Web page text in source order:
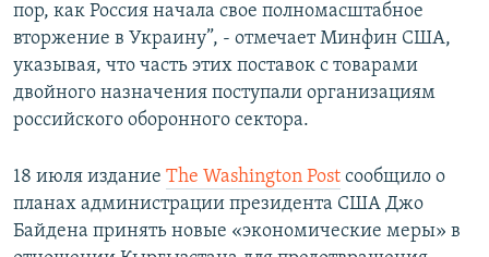
пор, как Россия начала свое полномасштабное
вторжение в Украину”, - отмечает Минфин США,
указывая, что часть этих поставок с товарами
двойного назначения поступали организациям
российского оборонного сектора.
18 июля издание The Washington Post сообщило о
планах администрации президента США Джо
Байдена принять новые «экономические меры» в